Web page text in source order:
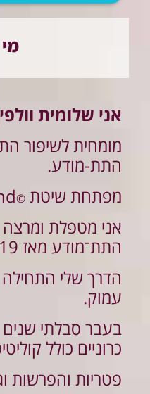
אני שלומית
מומחית לשיפור
התת-מודע.
מפתחת שיטת ©
אני מטפלת ומרצה
התת־מודע מאז 2019.
הדרך שלי
עמוק.
בעבר סבלתי
כרוניים כולל
פטריות והפרשות